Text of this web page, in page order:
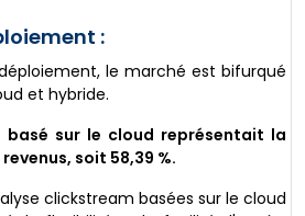
:
le marché est bifurqué
et hybride.
basé sur le cloud représentait la
soit 58,39 %.
clickstream basées sur le cloud